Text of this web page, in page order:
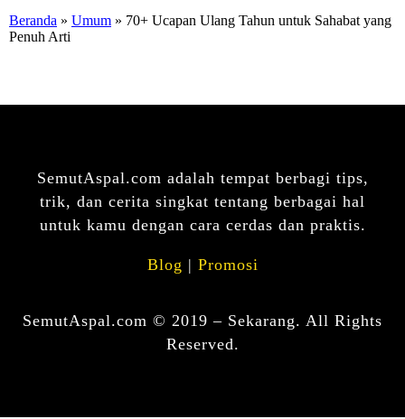
Beranda » Umum » 70+ Ucapan Ulang Tahun untuk Sahabat yang
Penuh Arti
SemutAspal.com adalah tempat berbagi tips,
trik, dan cerita singkat tentang berbagai hal
untuk kamu dengan cara cerdas dan praktis.
Blog | Promosi
SemutAspal.com © 2019 – Sekarang. All Rights
Reserved.